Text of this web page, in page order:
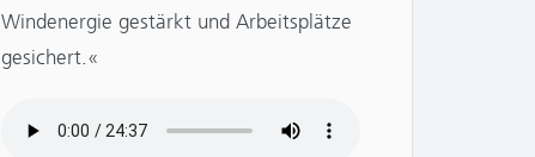
Windenergie gestärkt und Arbeitsplätze
gesichert.«